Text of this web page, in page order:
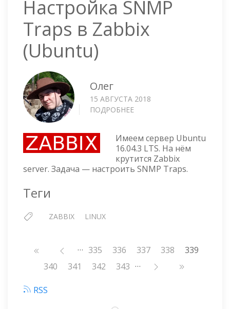
Настройка SNMP
Traps в Zabbix
(Ubuntu)
Олег
15 АВГУСТА 2018
ПОДРОБНЕЕ
TRAPS
В
ZABBIX
(UBUNTU)
Имеем сервер Ubuntu
16.04.3 LTS. На нём
крутится Zabbix
server. Задача — настроить SNMP Traps.
Теги
ZABBIX LINUX
Нумерация
страниц
… Страница
335 Страница
336 Страница
337 Страница
338
339
Страница
340 Страница
341 Страница
342 Страница
343 …
RSS